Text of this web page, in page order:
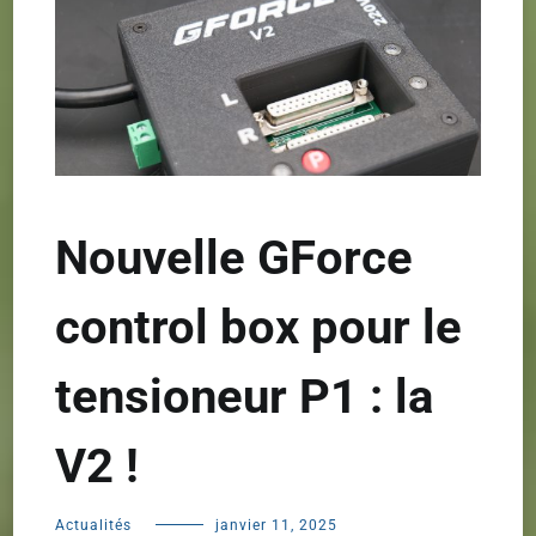
Nouvelle GForce
control box pour le
tensioneur P1 : la
V2 !
Actualités janvier 11, 2025